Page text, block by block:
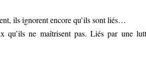
ils ignorent encore qu’ils sont liés…
qu’ils ne maîtrisent pas. Liés par une